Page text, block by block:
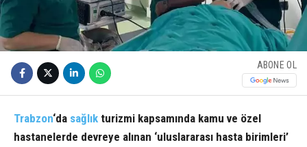
ABONE OL
Trabzon‘da sağlık turizmi kapsamında kamu ve özel
hastanelerde devreye alınan ‘uluslararası hasta birimleri’